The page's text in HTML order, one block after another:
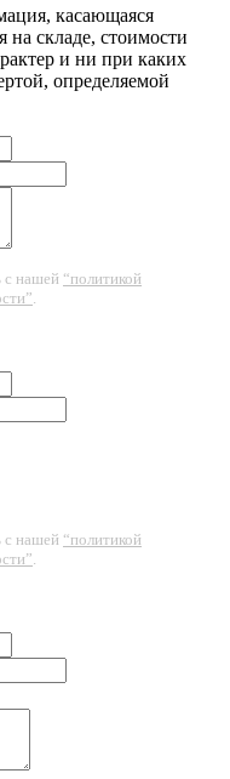
касающаяся
на складе, стоимости
и ни при каких
определяемой
с нашей “политикой
.
с нашей “политикой
.